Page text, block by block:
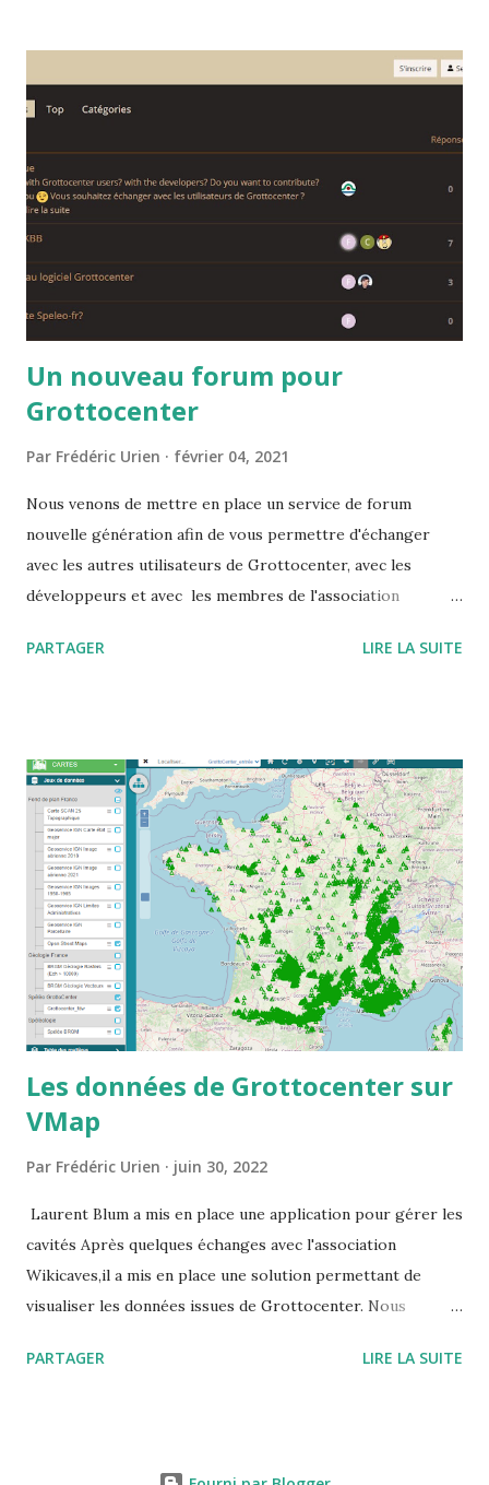
Un nouveau forum pour
Grottocenter
Par Frédéric Urien février 04, 2021
Nous venons de mettre en place un service de forum
nouvelle génération afin de vous permettre d'échanger
avec les autres utilisateurs de Grottocenter, avec les
développeurs et avec les membres de l'association
est https://grottocenter.discourse.group/
PARTAGER LIRE LA SUITE
Les données de Grottocenter sur
VMap
Par Frédéric Urien juin 30, 2022
Laurent Blum a mis en place une application pour gérer les
cavités Après quelques échanges avec l'association
Wikicaves,il a mis en place une solution permettant de
visualiser les données issues de Grottocenter. Nous
pour cela il a créé un utilisateur générique que vous
PARTAGER LIRE LA SUITE